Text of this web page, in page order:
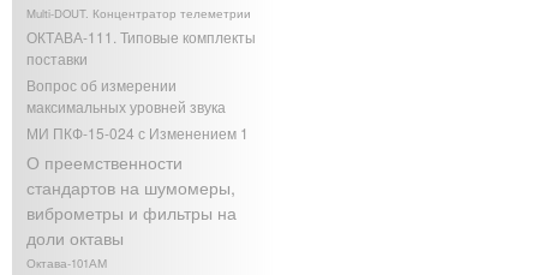
Multi-DOUT. Концентратор телеметрии
ОКТАВА-111. Типовые комплекты
поставки
Вопрос об измерении
максимальных уровней звука
МИ ПКФ-15-024 с Изменением 1
О преемственности
стандартов на шумомеры,
виброметры и фильтры на
доли октавы
Октава-101АМ